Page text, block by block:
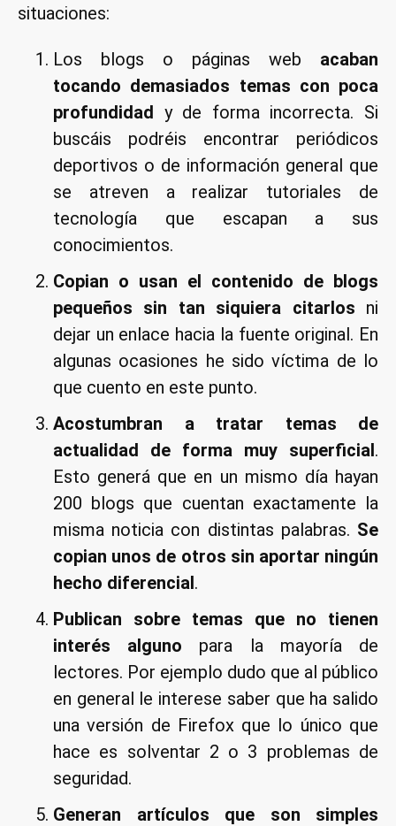
situaciones:
Los blogs o páginas web acaban
tocando demasiados temas con poca
profundidad y de forma incorrecta. Si
buscáis podréis encontrar periódicos
deportivos o de información general que
se atreven a realizar tutoriales de
tecnología que escapan a sus
conocimientos.
Copian o usan el contenido de blogs
pequeños sin tan siquiera citarlos ni
dejar un enlace hacia la fuente original. En
algunas ocasiones he sido víctima de lo
que cuento en este punto.
Acostumbran a tratar temas de
actualidad de forma muy superficial.
Esto generá que en un mismo día hayan
200 blogs que cuentan exactamente la
misma noticia con distintas palabras. Se
copian unos de otros sin aportar ningún
hecho diferencial.
Publican sobre temas que no tienen
interés alguno para la mayoría de
lectores. Por ejemplo dudo que al público
en general le interese saber que ha salido
una versión de Firefox que lo único que
hace es solventar 2 o 3 problemas de
seguridad.
Generan artículos que son simples